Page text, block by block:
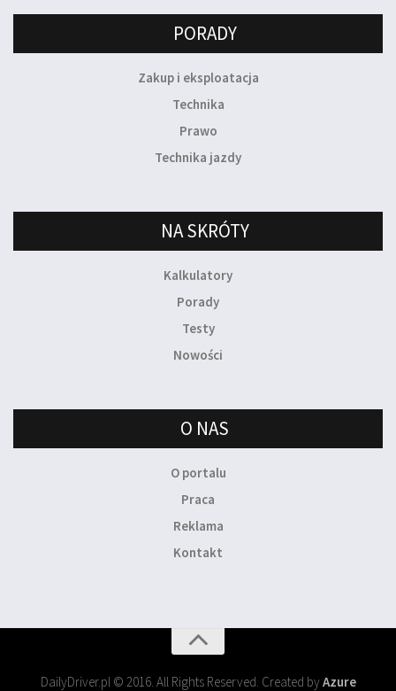
PORADY
Zakup i eksploatacja
Technika
Prawo
Technika jazdy
NA SKRÓTY
Kalkulatory
Porady
Testy
Nowości
O NAS
O portalu
Praca
Reklama
Kontakt
DailyDriver.pl © 2016. All Rights Reserved. Created byAzure